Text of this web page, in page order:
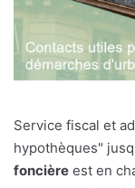
Service fiscal et
hypothèques"
foncière est en